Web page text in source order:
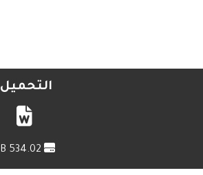
التحميل